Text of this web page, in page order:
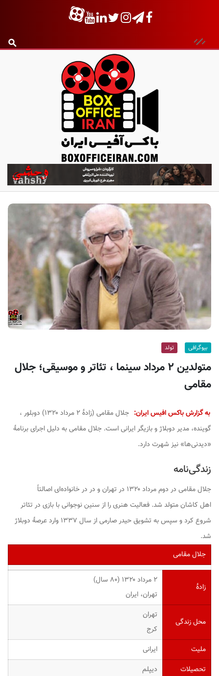
ب
ا
ک
س
آ
ف
ی
س
ا
ی
ر
ا
ن
بیوگرافی تولد
متولدین ۲ مرداد سینما ، تئاتر و موسیقی؛ جلال
مقامی
به گزارش باکس افیس ایران:
جلال مقامی (زادهٔ ۲ مرداد ۱۳۲۰) دوبلور ،
گوینده، مدیر دوبلاژ و بازیگر ایرانی است. جلال مقامی به دلیل اجرای برنامهٔ
«دیدنی‌ها» نیز شهرت دارد.
زندگی‌نامه
جلال مقامی در دوم مرداد ۱۳۲۰ در تهران و در در خانواده‌ای اصالتاً
اهل کاشان متولد شد. فعالیت هنری را از سنین نوجوانی با بازی در تئاتر
شروع کرد و سپس به تشویق حیدر صارمی از سال ۱۳۳۷ وارد عرصهٔ دوبلاژ
شد.
جلال مقامی
زادهٔ
۲ مرداد ۱۳۲۰ ‏(۸۰ سال)
تهران، ایران
محل زندگی
تهران
کرج
ملیت
ایرانی
تحصیلات
دیپلم